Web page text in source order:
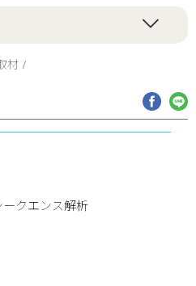
材
クエンス解析